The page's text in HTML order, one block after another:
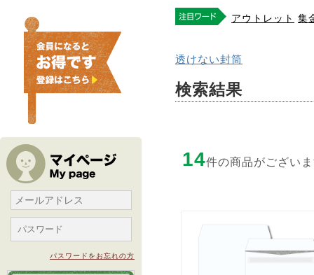
パスワードをお忘れの方
アウトレット 集
透けない封筒
検索結果
14件の商品がござい